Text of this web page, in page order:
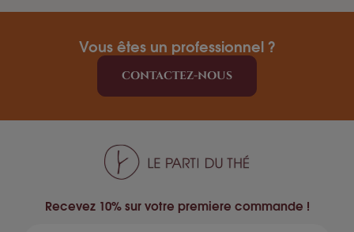
Vous êtes un professionnel ?
CONTACTEZ-NOUS
Recevez 10% sur votre premiere commande !